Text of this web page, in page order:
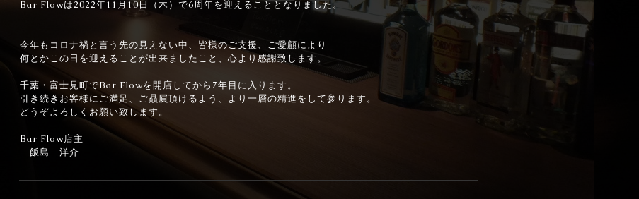
Bar Flowは2022年11月10日（木）で6周年を迎えることとなりました。
今年もコロナ禍と言う先の見えない中、皆様のご支援、ご愛顧により
何とかこの日を迎えることが出来ましたこと、心より感謝致します。
千葉・富士見町でBar Flowを開店してから7年目に入ります。
引き続きお客様にご満足、ご贔屓頂けるよう、より一層の精進をして参ります。
どうぞよろしくお願い致します。
Bar Flow店主
飯島 洋介